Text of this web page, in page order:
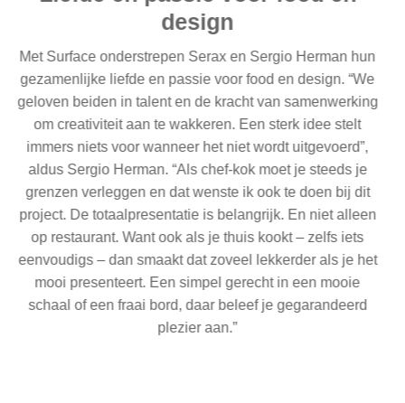
design
Met Surface onderstrepen Serax en Sergio Herman hun
gezamenlijke liefde en passie voor food en design. “We
geloven beiden in talent en de kracht van samenwerking
om creativiteit aan te wakkeren. Een sterk idee stelt
immers niets voor wanneer het niet wordt uitgevoerd”,
aldus Sergio Herman. “Als chef-kok moet je steeds je
grenzen verleggen en dat wenste ik ook te doen bij dit
project. De totaalpresentatie is belangrijk. En niet alleen
op restaurant. Want ook als je thuis kookt – zelfs iets
eenvoudigs – dan smaakt dat zoveel lekkerder als je het
mooi presenteert. Een simpel gerecht in een mooie
schaal of een fraai bord, daar beleef je gegarandeerd
plezier aan.”